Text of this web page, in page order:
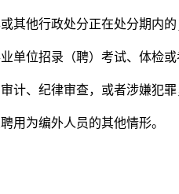
他行政处分正在处分期内的
位招录（聘）考试、体检或
、纪律审查，或者涉嫌犯罪
为编外人员的其他情形。